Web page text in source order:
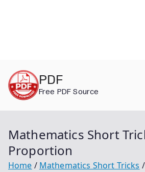
content
PDF
Free PDF Source
Mathematics Short
Proportion
Home
Mathematics Short Tricks